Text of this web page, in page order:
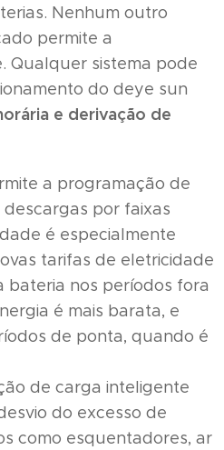
Nenhum outro
permite a
Qualquer sistema pode
do deye sun
e derivação de
a programação de
por faixas
é especialmente
tarifas de eletricidade
bateria nos períodos fora
é mais barata, e
de ponta, quando é
de carga inteligente
do excesso de
como esquentadores, ar